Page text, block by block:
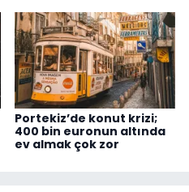
Portekiz’de konut krizi;
400 bin euronun altında
ev almak çok zor